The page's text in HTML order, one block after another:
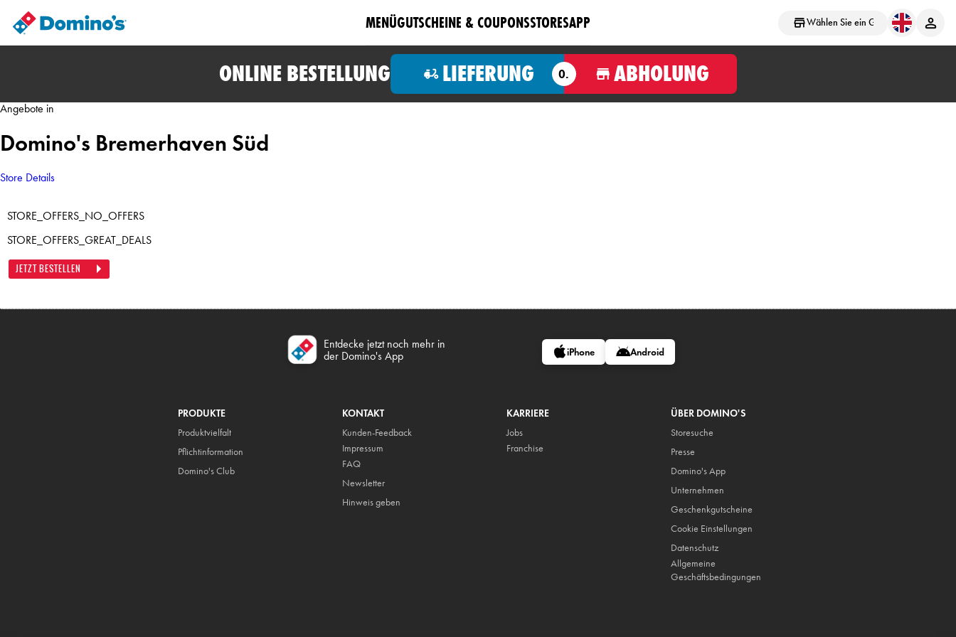
Wählen Sie ein Geschäft aus
MENÜGUTSCHEINE & COUPONSSTORESAPP
ONLINE BESTELLUNG LIEFERUNG O. ABHOLUNG
Angebote in
Domino's Bremerhaven Süd
Store Details
STORE_OFFERS_NO_OFFERS
STORE_OFFERS_GREAT_DEALS
JETZT BESTELLEN
Entdecke jetzt noch mehr in
der Domino's App
iPhone Android
PRODUKTE
Produktvielfalt
Pflichtinformation
Domino's Club
KONTAKT
Kunden-Feedback
Impressum
FAQ
Newsletter
Hinweis geben
KARRIERE
Jobs
Franchise
ÜBER DOMINO'S
Storesuche
Presse
Domino's App
Unternehmen
Geschenkgutscheine
Cookie Einstellungen
Datenschutz
Allgemeine
Geschäftsbedingungen